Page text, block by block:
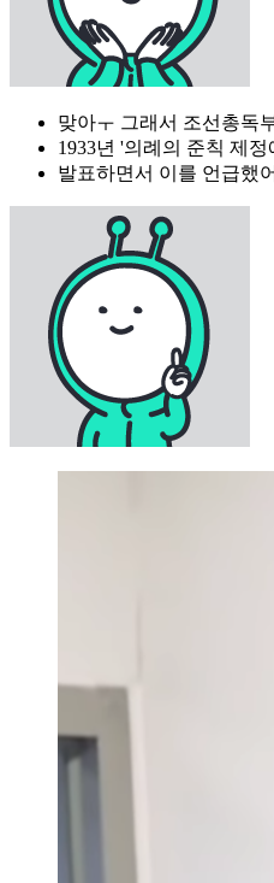
맞아ㅜ 그래서 조선총독
1933년 '의례의 준칙 제
발표하면서 이를 언급했어